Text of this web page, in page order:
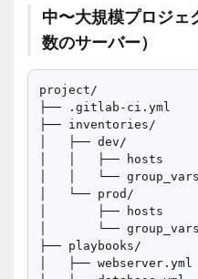
中〜大規模プロジェ
数のサーバー）
project/
├── .gitlab-ci.yml
├── inventories/
│   ├── dev/
│   │   ├── hosts
│   │   └──
│   └── prod/
│       ├── hosts
│       └──
├── playbooks/
│   ├── webserver.yml